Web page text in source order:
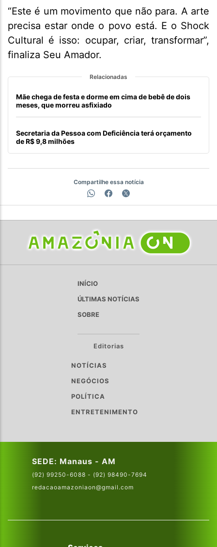
“Este é um movimento que não para. A arte
precisa estar onde o povo está. E o Shock
Cultural é isso: ocupar, criar, transformar”,
finaliza Seu Amador.
Relacionadas
Mãe chega de festa e dorme em cima de bebê de dois
meses, que morreu asfixiado
Secretaria da Pessoa com Deficiência terá orçamento
de R$ 9,8 milhões
Compartilhe essa notícia
INÍCIO
ÚLTIMAS NOTÍCIAS
SOBRE
Editorias
NOTÍCIAS
NEGÓCIOS
POLÍTICA
ENTRETENIMENTO
SEDE: Manaus - AM
(92) 99250-6088 - (92) 98490-7694
redacaoamazoniaon@gmail.com